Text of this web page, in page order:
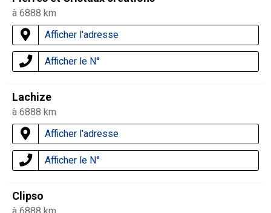
à 6888 km
Afficher l'adresse
Afficher le N°
Lachize
à 6888 km
Afficher l'adresse
Afficher le N°
Clipso